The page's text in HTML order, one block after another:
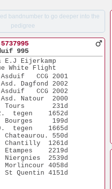
bandnumber to go deeper into the
pedigree
995
E.J Eijerkamp
White Flight
CCG 2001
Dagfond 2002
CCG 2002
Natour  2000
Tours       231d
tegen    1652d
Bourges     199d
tegen    1665d
Chateaurou. 550d
Chantilly  1261d
Etampes    2219d
Niergnies  2539d
Morlincour 4058d
St Quentin 4151d